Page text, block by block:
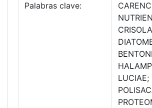
Palabras clave:
LUCIAE;